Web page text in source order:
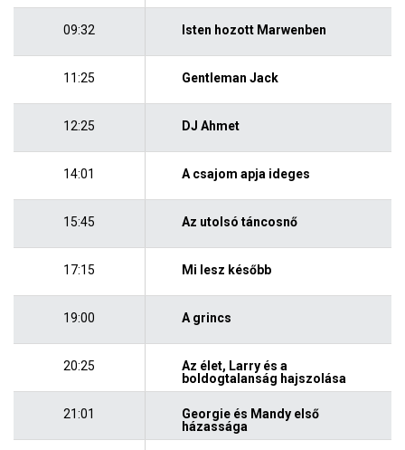
09:32 Isten hozott Marwenben
11:25 Gentleman Jack
12:25 DJ Ahmet
14:01 A csajom apja ideges
15:45 Az utolsó táncosnő
17:15 Mi lesz később
19:00 A grincs
20:25
Az élet, Larry és a
boldogtalanság hajszolása
21:01
Georgie és Mandy első
házassága